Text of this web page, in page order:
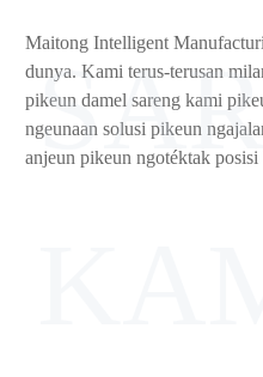
Maitong Intelligent
dunya. Kami terus-terusan
pikeun damel sareng kami
ngeunaan solusi pikeun
anjeun pikeun ngotéktak